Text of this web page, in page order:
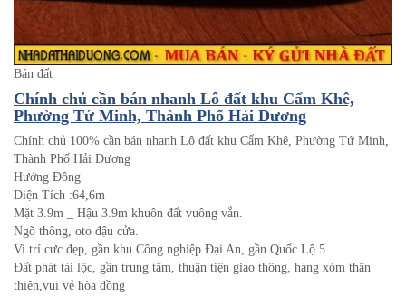
Bán đất
Chính chủ cần bán nhanh Lô đất khu Cẩm Khê,
Phường Tứ Minh, Thành Phố Hải Dương
Chính chủ 100% cần bán nhanh Lô đất khu Cẩm Khê, Phường Tứ Minh,
Thành Phố Hải Dương
Hướng Đông
Diện Tích :64,6m
Mặt 3.9m _ Hậu 3.9m khuôn đất vuông vắn.
Ngõ thông, oto đậu cửa.
Vi trí cực đẹp, gần khu Công nghiệp Đại An, gần Quốc Lộ 5.
Đất phát tài lộc, gần trung tâm, thuận tiện giao thông, hàng xóm thân
thiện,vui vẻ hòa đồng